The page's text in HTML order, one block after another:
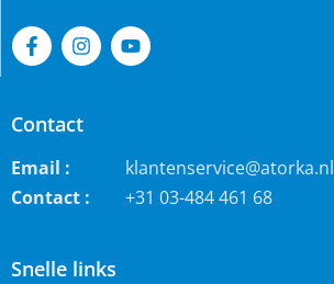
Snelle links
Contact
Email :
klantenservice@atorka.nl
Contact :
+31 03-484 461 68